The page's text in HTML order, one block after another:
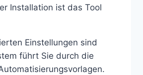
Installation ist das Tool
Einstellungen sind
führt Sie durch die